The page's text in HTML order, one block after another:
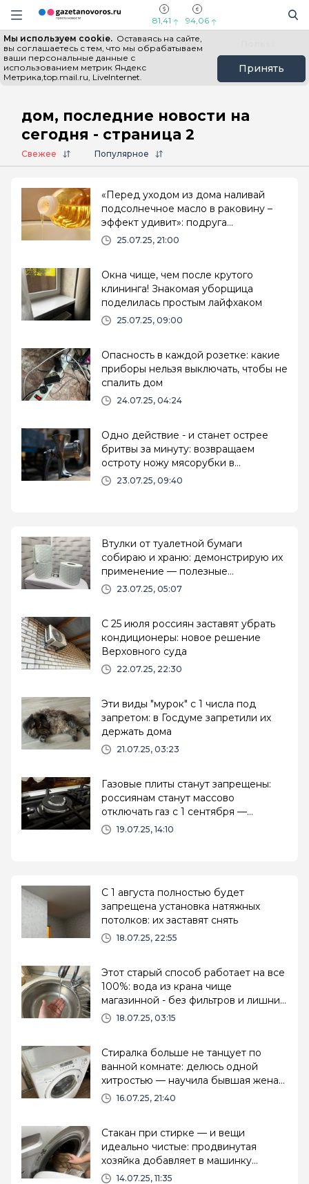
Информационный портал "ГазетаНоворос.ру"
Навигация сайта
81,41 94,06
Мы используем cookie. Оставаясь на сайте,
вы соглашаетесь с тем, что мы обрабатываем
ваши персональные данные с
использованием метрик Яндекс
Метрика,top.mail.ru, LiveInternet.
Принять
Все новости Новости России
Главная # дом
дом, последние новости на
сегодня - страница 2
Свежее Популярное
«Перед уходом из дома наливай
подсолнечное масло в раковину –
эффект удивит»: подруга
поделилась необычным лайфхаком,
25.07.25, 21:00
Окна чище, чем после крутого
клининга! Знакомая уборщица
поделилась простым лайфхаком
25.07.25, 09:00
Опасность в каждой розетке: какие
приборы нельзя выключать, чтобы не
спалить дом
24.07.25, 04:24
Одно действие - и станет острее
бритвы за минуту: возвращаем
остроту ножу мясорубки в
домашних условиях
23.07.25, 09:40
Втулки от туалетной бумаги
собираю и храню: демонстрирую их
применение — полезные
помощники в хозяйстве
23.07.25, 05:07
С 25 июля россиян заставят убрать
кондиционеры: новое решение
Верховного суда
22.07.25, 22:30
Эти виды "мурок" с 1 числа под
запретом: в Госдуме запретили их
держать дома
21.07.25, 03:23
Газовые плиты станут запрещены:
россиянам станут массово
отключать газ с 1 сентября —
решение уже приняли
19.07.25, 14:10
С 1 августа полностью будет
запрещена установка натяжных
потолков: их заставят снять
18.07.25, 22:55
Этот старый способ работает на все
100%: вода из крана чище
магазинной - без фильтров и лишних
трат18.07.25, 03:15
Стиралка больше не танцует по
ванной комнате: делюсь одной
хитростью — научила бывшая жена
сантехника
16.07.25, 21:40
Стакан при стирке — и вещи
идеально чистые: продвинутая
хозяйка добавляет в машинку
вместе с порошком это дешёвое
14.07.25, 11:35